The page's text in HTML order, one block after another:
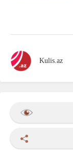
Kulis.az